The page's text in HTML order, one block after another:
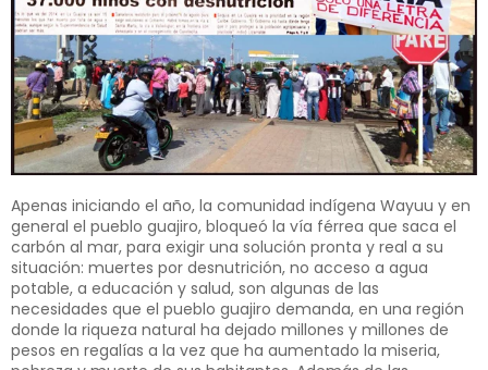
Apenas iniciando el año, la comunidad indígena Wayuu y en
general el pueblo guajiro, bloqueó la vía férrea que saca el
carbón al mar, para exigir una solución pronta y real a su
situación: muertes por desnutrición, no acceso a agua
potable, a educación y salud, son algunas de las
necesidades que el pueblo guajiro demanda, en una región
donde la riqueza natural ha dejado millones y millones de
pesos en regalías a la vez que ha aumentado la miseria,